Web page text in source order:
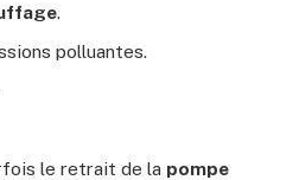
.
polluantes.
le retrait de la pompe